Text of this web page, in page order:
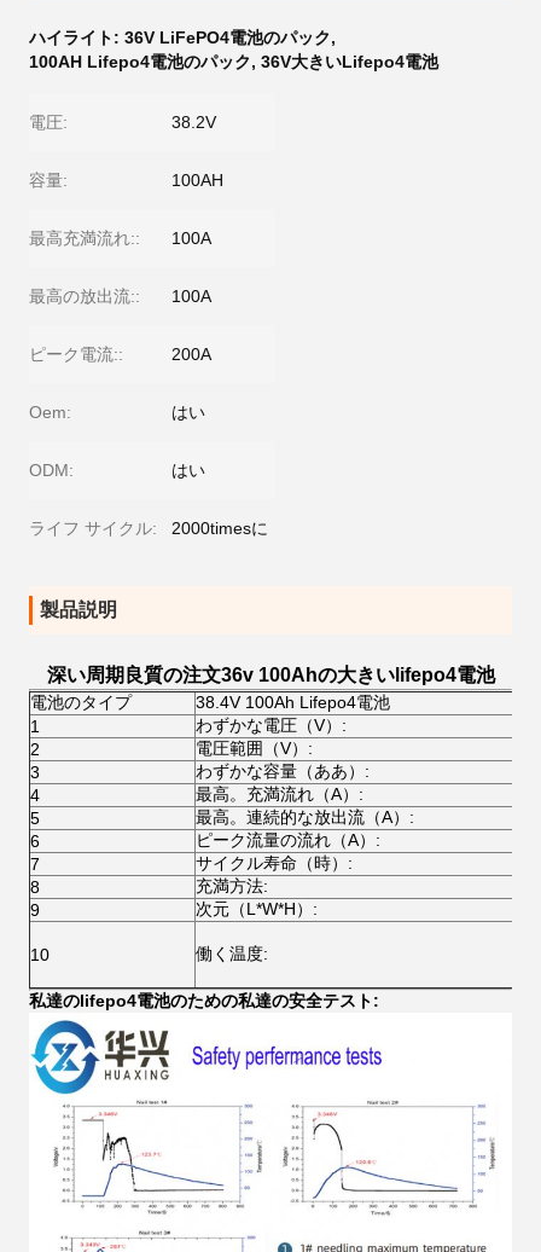
ハイライト: 36V LiFePO4電池のパック,
100AH Lifepo4電池のパック, 36V大きいLifepo4電池
電圧: 38.2V
容量: 100AH
最高充満流れ:: 100A
最高の放出流:: 100A
ピーク電流:: 200A
Oem: はい
ODM: はい
ライフ サイクル: 2000timesに
製品説明
深い周期良質の注文36v 100Ahの大きいlifepo4電池
電池のタイプ
38.4V 100Ah Lifepo4電池
1
わずかな電圧（V）:
2
電圧範囲（V）:
3
わずかな容量（ああ）:
4
最高。充満流れ（A）:
5
最高。連続的な放出流（A）:
6
ピーク流量の流れ（A）:
7
サイクル寿命（時）:
8
充満方法:
9
次元（L*W*H）:
10 働く温度:
私達のlifepo4電池のための私達の安全テスト: